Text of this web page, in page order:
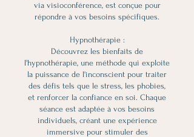
via visioconférence, est conçue pour
répondre à vos besoins spécifiques.
Hypnothérapie :
Découvrez les bienfaits de
l'hypnothérapie, une méthode qui exploite
la puissance de l'inconscient pour traiter
des défis tels que le stress, les phobies,
et renforcer la confiance en soi. Chaque
séance est adaptée à vos besoins
individuels, créant une expérience
immersive pour stimuler des